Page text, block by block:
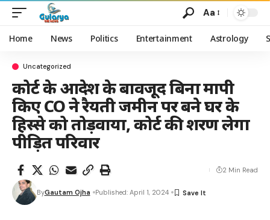
Aa
Home News Politics Entertainment Astrology
Uncategorized
कोर्ट के आदेश के बावजूद बिना मापी
किए CO ने रैयती जमीन पर बने घर के
हिस्से को तोड़वाया, कोर्ट की शरण लेगा
पीड़ित परिवार
ByGautam Ojha Published: April 1, 2024
2 Min Read